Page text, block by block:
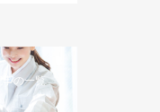
事の一覧